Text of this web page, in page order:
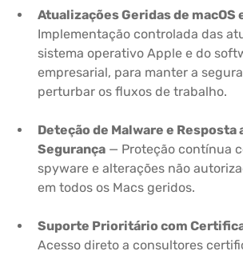
Atualizações Geridas de macOS
Implementação controlada das
sistema operativo Apple e do
empresarial, para manter a
perturbar os fluxos de trabalho.
Deteção de Malware e Resposta
Segurança — Proteção contínua
spyware e alterações não
em todos os Macs geridos.
Suporte Prioritário com
Acesso direto a consultores